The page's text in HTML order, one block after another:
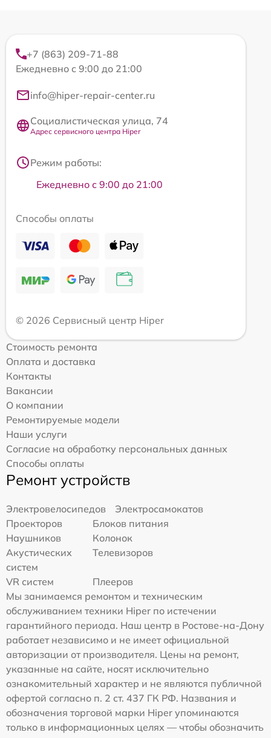
+7 (863) 209-71-88
Ежедневно с 9:00 до 21:00
info@hiper-repair-center.ru
Социалистическая улица, 74
Адрес сервисного центра Hiper
Режим работы:
Ежедневно с 9:00 до 21:00
Способы оплаты
© 2026 Сервисный центр Hiper
Стоимость ремонта
Оплата и доставка
Контакты
Вакансии
О компании
Ремонтируемые модели
Наши услуги
Согласие на обработку персональных данных
Способы оплаты
Ремонт устройств
Электровелосипедов
Электросамокатов
Проекторов
Блоков питания
Наушников
Колонок
Акустических
систем
Телевизоров
VR систем
Плееров
Мы занимаемся ремонтом и техническим
обслуживанием техники Hiper по истечении
гарантийного периода. Наш центр в Ростове-на-Дону
работает независимо и не имеет официальной
авторизации от производителя. Цены на ремонт,
указанные на сайте, носят исключительно
ознакомительный характер и не являются публичной
офертой согласно п. 2 ст. 437 ГК РФ. Названия и
обозначения торговой марки Hiper упоминаются
только в информационных целях — чтобы обозначить